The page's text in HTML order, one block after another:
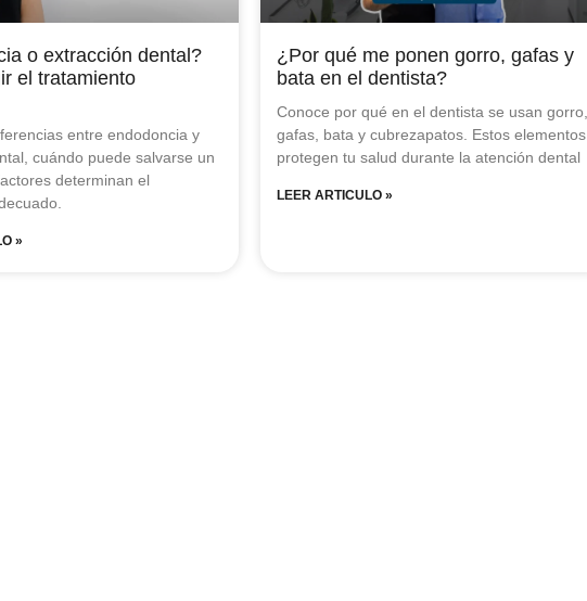
o extracción dental?
el tratamiento
entre endodoncia y
cuándo puede salvarse un
determinan el
»
¿Por qué me ponen gorro, gafas y
bata en el dentista?
Conoce por qué en el dentista se usan gorro,
gafas, bata y cubrezapatos. Estos elementos
protegen tu salud durante la atención dental
LEER ARTICULO »